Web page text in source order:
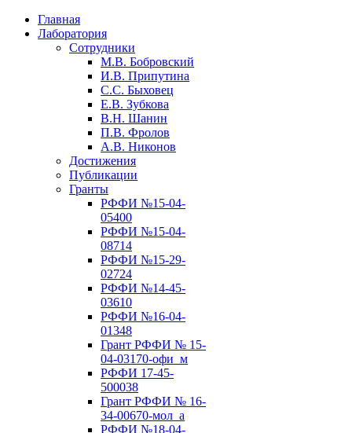
Главная
Лаборатория
Сотрудники
М.В. Бобровский
И.В. Припутина
С.С. Быховец
Е.В. Зубкова
В.Н. Шанин
П.В. Фролов
А.В. Никонов
Достижения
Публикации
Гранты
РФФИ №15-04-
05400
РФФИ №15-04-
08714
РФФИ №15-29-
02724
РФФИ №14-45-
03610
РФФИ №16-04-
01348
Грант РФФИ № 15-
04-03170-офи_м
РФФИ 17-45-
500038
Грант РФФИ № 16-
34-00670-мол_а
РФФИ №18-04-